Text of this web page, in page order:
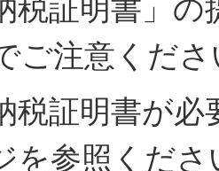
税証明書」の
ご注意くだ
税証明書が必
を参照くださ